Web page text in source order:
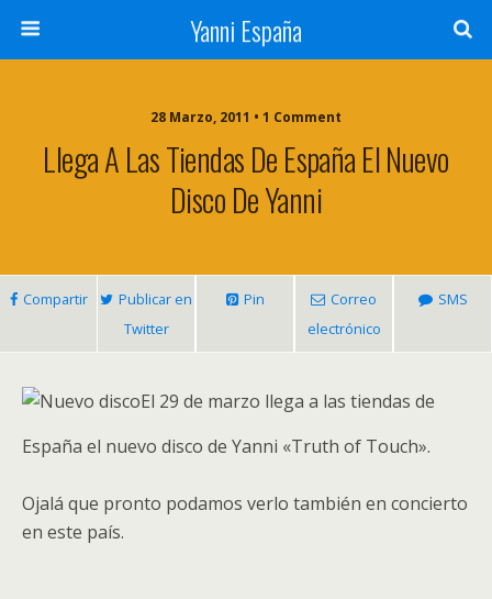
Yanni España
28 Marzo, 2011 • 1 Comment
Llega A Las Tiendas De España El Nuevo
Disco De Yanni
Compartir
Publicar en
Twitter
Pin
Correo
electrónico
SMS
El 29 de marzo llega a las tiendas de
España el nuevo disco de Yanni «Truth of Touch».
Ojalá que pronto podamos verlo también en concierto
en este país.